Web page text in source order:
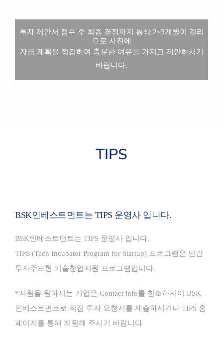
투자 제안서 접수 후 최종 결정까지 통상 2~3개월이 걸리
므로 사전에
자금 계획을 점검하여 충분한 여유를 가지고 제안하시기
바랍니다.
TIPS
BSK인베스트먼트는 TIPS 운영사 입니다.
BSK인베스트먼트는 TIPS 운영사 입니다.
TIPS (Tech Incubator Program for Startup) 프로그램은 민간
투자주도형 기술창업지원 프로그램입니다.
*지원을 원하시는 기업은 Contact info를 참조하시어 BSK
인베스트먼트로 직접 투자 요청서를 제출하시거나 TIPS 홈
페이지를 통해 지원해 주시기 바랍니다